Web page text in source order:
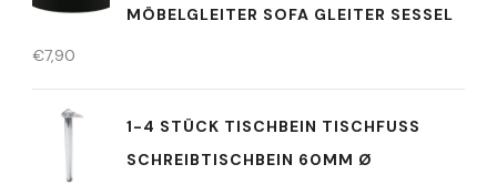
ÖBELGLEITER SOFA GLEITER SESSEL
€7,90
1-4 STÜCK TISCHBEIN TISCHFUSS
SCHREIBTISCHBEIN 60MM Ø